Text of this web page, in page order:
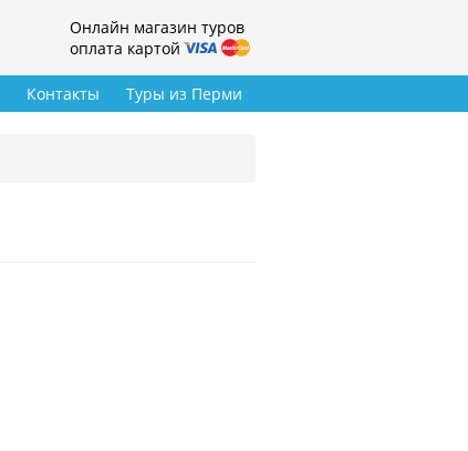
Онлайн магазин туров
оплата картой
Туры из Перми
Контакты